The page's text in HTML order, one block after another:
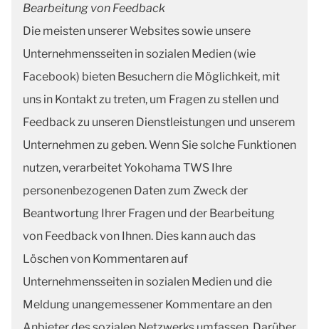
Bearbeitung von Feedback
Die meisten unserer Websites sowie unsere
Unternehmensseiten in sozialen Medien (wie
Facebook) bieten Besuchern die Möglichkeit, mit
uns in Kontakt zu treten, um Fragen zu stellen und
Feedback zu unseren Dienstleistungen und unserem
Unternehmen zu geben. Wenn Sie solche Funktionen
nutzen, verarbeitet Yokohama TWS Ihre
personenbezogenen Daten zum Zweck der
Beantwortung Ihrer Fragen und der Bearbeitung
von Feedback von Ihnen. Dies kann auch das
Löschen von Kommentaren auf
Unternehmensseiten in sozialen Medien und die
Meldung unangemessener Kommentare an den